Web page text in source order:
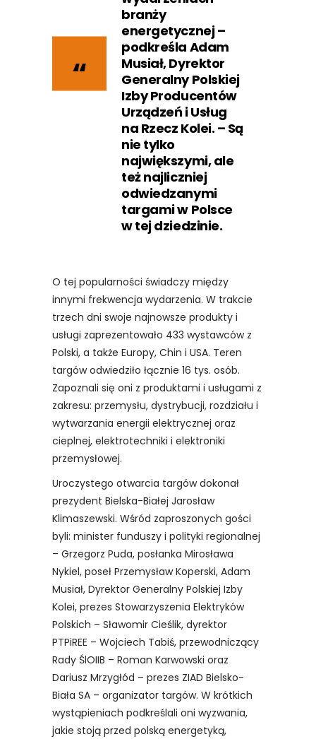
branży
energetycznej –
podkreśla Adam
Musiał, Dyrektor
Generalny Polskiej
Izby Producentów
Urządzeń i Usług
na Rzecz Kolei. – Są
nie tylko
największymi, ale
też najliczniej
odwiedzanymi
targami w Polsce
w tej dziedzinie.
O tej popularności świadczy między
innymi frekwencja wydarzenia. W trakcie
trzech dni swoje najnowsze produkty i
usługi zaprezentowało 433 wystawców z
Polski, a także Europy, Chin i USA. Teren
targów odwiedziło łącznie 16 tys. osób.
Zapoznali się oni z produktami i usługami z
zakresu: przemysłu, dystrybucji, rozdziału i
wytwarzania energii elektrycznej oraz
cieplnej, elektrotechniki i elektroniki
przemysłowej.
Uroczystego otwarcia targów dokonał
prezydent Bielska-Białej Jarosław
Klimaszewski. Wśród zaproszonych gości
byli: minister funduszy i polityki regionalnej
– Grzegorz Puda, posłanka Mirosława
Nykiel, poseł Przemysław Koperski, Adam
Musiał, Dyrektor Generalny Polskiej Izby
Kolei, prezes Stowarzyszenia Elektryków
Polskich – Sławomir Cieślik, dyrektor
PTPiREE – Wojciech Tabiś, przewodniczący
Rady ŚlOIIB – Roman Karwowski oraz
Dariusz Mrzygłód – prezes ZIAD Bielsko-
Biała SA – organizator targów. W krótkich
wystąpieniach podkreślali oni wyzwania,
jakie stoją przed polską energetyką,